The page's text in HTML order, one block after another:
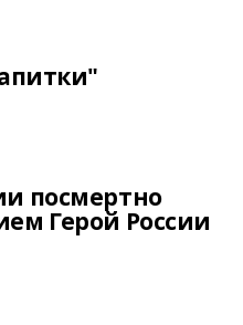
посмертно
Герой России